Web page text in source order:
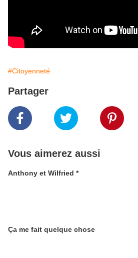
#Citoyenneté
Partager
Vous aimerez aussi
Anthony et Wilfried *
Ça me fait quelque chose